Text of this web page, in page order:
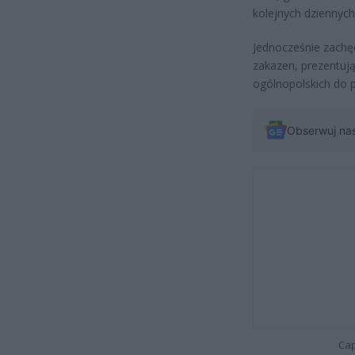
kolejnych
Jednocześnie
zakazen,
ogólnopolskich do
Obserwuj